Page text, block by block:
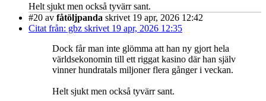
Helt sjukt men också tyvärr sant.
#20 av fåtöljpanda skrivet 19 apr, 2026 12:42
Citat från: gbz skrivet 19 apr, 2026 12:35
Dock får man inte glömma att han ny gjort hela
världsekonomin till ett riggat kasino där han själv
vinner hundratals miljoner flera gånger i veckan.
Helt sjukt men också tyvärr sant.